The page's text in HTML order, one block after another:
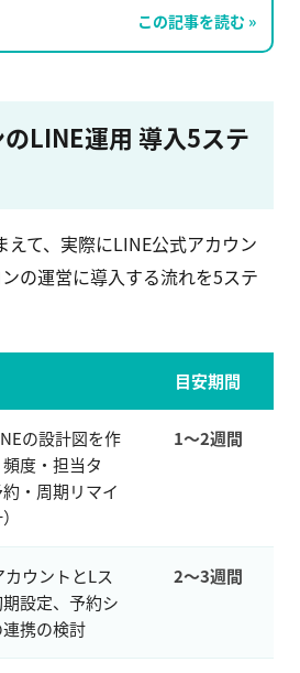
この記事を読む »
LINE運用 導入5ステ
えて、実際にLINE公式アカウン
の運営に導入する流れを5ステ
目安期間
の設計図を作
度・担当タ
・周期リマイ
1〜2週間
カウントとLス
設定、予約シ
携の検討
2〜3週間